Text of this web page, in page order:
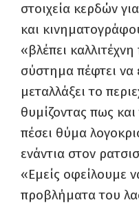
στοιχεία κερδών
και
«βλέπει
σύστημα πέφτει
μεταλλάξει το
θυμίζοντας πως
πέσει θύμα
ενάντια στον
«Εμείς οφείλουμε
προβλήματα του